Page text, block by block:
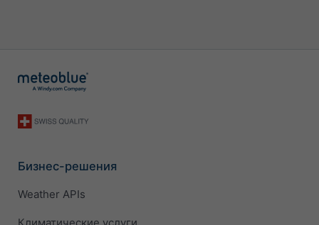
Бизнес-решения
Weather APIs